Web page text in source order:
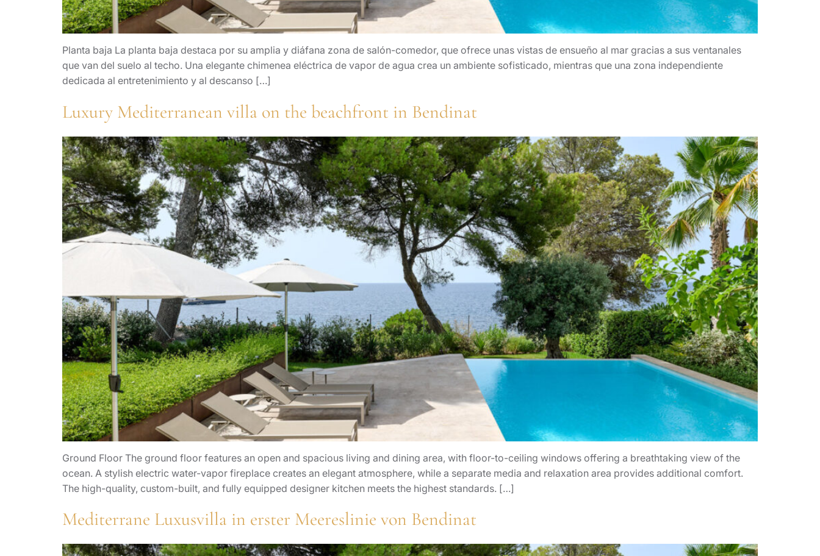
Planta baja La planta baja destaca por su amplia y diáfana zona de salón-comedor, que ofrece unas vistas de ensueño al mar gracias a sus ventanales
que van del suelo al techo. Una elegante chimenea eléctrica de vapor de agua crea un ambiente sofisticado, mientras que una zona independiente
dedicada al entretenimiento y al descanso […]
Luxury Mediterranean villa on the beachfront in Bendinat
Ground Floor The ground floor features an open and spacious living and dining area, with floor-to-ceiling windows offering a breathtaking view of the
ocean. A stylish electric water-vapor fireplace creates an elegant atmosphere, while a separate media and relaxation area provides additional comfort.
The high-quality, custom-built, and fully equipped designer kitchen meets the highest standards. […]
Mediterrane Luxusvilla in erster Meereslinie von Bendinat